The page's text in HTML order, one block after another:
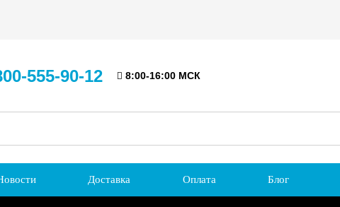
555-90-12 8:00-16:00 МСК
Доставка Оплата Блог